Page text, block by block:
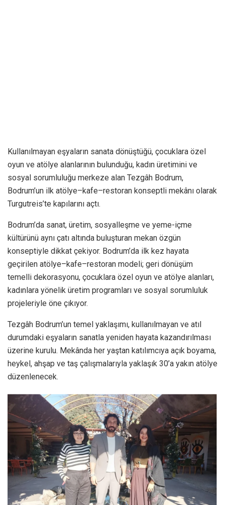
Kullanılmayan eşyaların sanata dönüştüğü, çocuklara özel
oyun ve atölye alanlarının bulunduğu, kadın üretimini ve
sosyal sorumluluğu merkeze alan Tezgâh Bodrum,
Bodrum’un ilk atölye–kafe–restoran konseptli mekânı olarak
Turgutreis’te kapılarını açtı.
Bodrum’da sanat, üretim, sosyalleşme ve yeme-içme
kültürünü aynı çatı altında buluşturan mekan özgün
konseptiyle dikkat çekiyor. Bodrum’da ilk kez hayata
geçirilen atölye–kafe–restoran modeli; geri dönüşüm
temelli dekorasyonu, çocuklara özel oyun ve atölye alanları,
kadınlara yönelik üretim programları ve sosyal sorumluluk
projeleriyle öne çıkıyor.
Tezgâh Bodrum’un temel yaklaşımı, kullanılmayan ve atıl
durumdaki eşyaların sanatla yeniden hayata kazandırılması
üzerine kurulu. Mekânda her yaştan katılımcıya açık boyama,
heykel, ahşap ve taş çalışmalarıyla yaklaşık 30’a yakın atölye
düzenlenecek.